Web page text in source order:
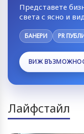
Представете
света с ясно и
БАНЕРИ PR
ВИЖ
Лайфстайл